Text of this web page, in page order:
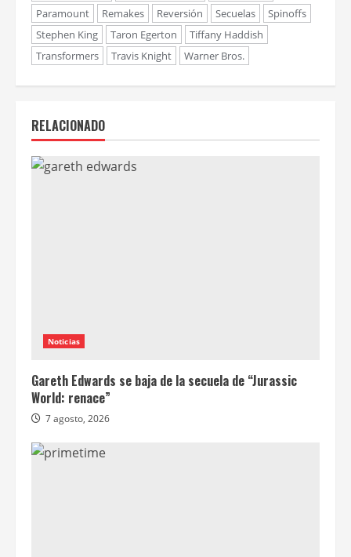
Paramount
Remakes Reversión Secuelas
Spinoffs
Stephen King
Taron Egerton
Tiffany Haddish
Transformers
Travis Knight Warner Bros.
RELACIONADO
Noticias
Gareth Edwards se baja de la secuela de “Jurassic
World: renace”
7 agosto, 2026